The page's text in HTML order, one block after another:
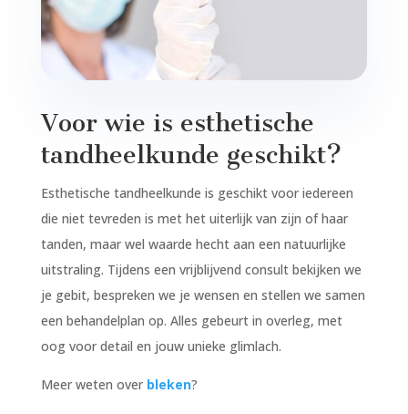
Voor wie is esthetische
tandheelkunde geschikt?
Esthetische tandheelkunde is geschikt voor iedereen
die niet tevreden is met het uiterlijk van zijn of haar
tanden, maar wel waarde hecht aan een natuurlijke
uitstraling. Tijdens een vrijblijvend consult bekijken we
je gebit, bespreken we je wensen en stellen we samen
een behandelplan op. Alles gebeurt in overleg, met
oog voor detail en jouw unieke glimlach.
Meer weten over bleken?